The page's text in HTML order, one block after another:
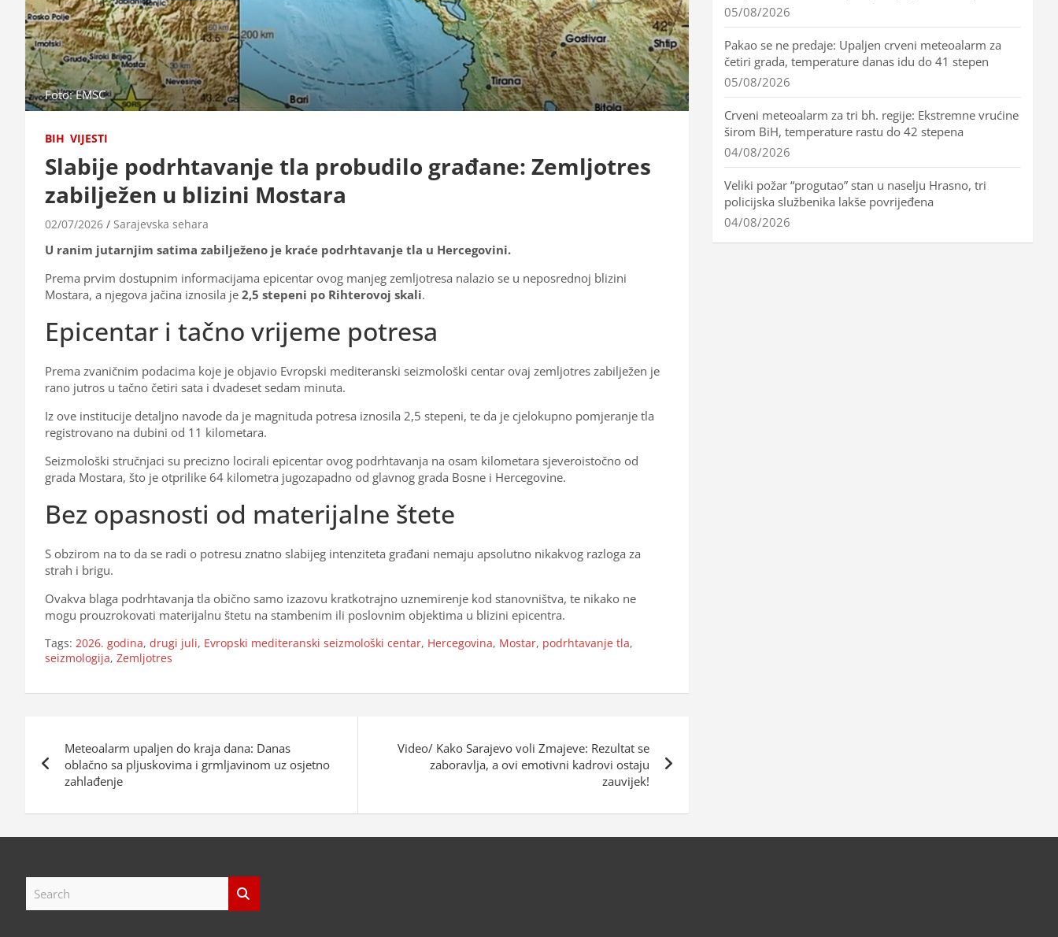
Foto: EMSC
BIH VIJESTI
Slabije podrhtavanje tla probudilo građane: Zemljotres
zabilježen u blizini Mostara
02/07/2026 Sarajevska sehara
U ranim jutarnjim satima zabilježeno je kraće podrhtavanje tla u Hercegovini.
Prema prvim dostupnim informacijama epicentar ovog manjeg zemljotresa nalazio se u neposrednoj blizini
Mostara, a njegova jačina iznosila je 2,5 stepeni po Rihterovoj skali.
Epicentar i tačno vrijeme potresa
Prema zvaničnim podacima koje je objavio Evropski mediteranski seizmološki centar ovaj zemljotres zabilježen je
rano jutros u tačno četiri sata i dvadeset sedam minuta.
Iz ove institucije detaljno navode da je magnituda potresa iznosila 2,5 stepeni, te da je cjelokupno pomjeranje tla
registrovano na dubini od 11 kilometara.
Seizmološki stručnjaci su precizno locirali epicentar ovog podrhtavanja na osam kilometara sjeveroistočno od
grada Mostara, što je otprilike 64 kilometra jugozapadno od glavnog grada Bosne i Hercegovine.
Bez opasnosti od materijalne štete
S obzirom na to da se radi o potresu znatno slabijeg intenziteta građani nemaju apsolutno nikakvog razloga za
strah i brigu.
Ovakva blaga podrhtavanja tla obično samo izazovu kratkotrajno uznemirenje kod stanovništva, te nikako ne
mogu prouzrokovati materijalnu štetu na stambenim ili poslovnim objektima u blizini epicentra.
Tags: 2026. godina, drugi juli, Evropski mediteranski seizmološki centar, Hercegovina, Mostar, podrhtavanje tla,
seizmologija, Zemljotres
objava
Meteoalarm upaljen do kraja dana: Danas
oblačno sa pljuskovima i grmljavinom uz osjetno
zahlađenje
Video/ Kako Sarajevo voli Zmajeve: Rezultat se
zaboravlja, a ovi emotivni kadrovi ostaju
zauvijek!
05/08/2026
Pakao se ne predaje: Upaljen crveni meteoalarm za
četiri grada, temperature danas idu do 41 stepen
05/08/2026
Crveni meteoalarm za tri bh. regije: Ekstremne vrućine
širom BiH, temperature rastu do 42 stepena
04/08/2026
Veliki požar “progutao” stan u naselju Hrasno, tri
policijska službenika lakše povrijeđena
04/08/2026